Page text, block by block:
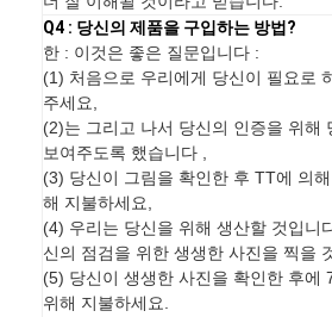
Q4 : 당신의 제품을 구입하는 방법?
한 : 이것은 좋은 질문입니다 :
(1) 처음으로 우리에게 당신이 필요로
주세요,
(2)는 그리고 나서 당신의 인증을 위해
보여주도록 했습니다 ,
(3) 당신이 그림을 확인한 후 TT에 의
해 지불하세요,
(4) 우리는 당신을 위해 생산할 것입니
신의 점검을 위한 생생한 사진을 찍을
(5) 당신이 생생한 사진을 확인한 후에
위해 지불하세요.